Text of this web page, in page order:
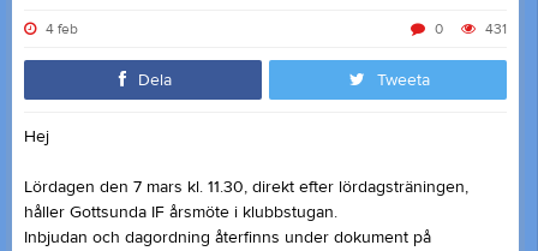
4 feb 431
0
Dela Tweeta
Hej
Lördagen den 7 mars kl. 11.30, direkt efter lördagsträningen,
håller Gottsunda IF årsmöte i klubbstugan.
Inbjudan och dagordning återfinns under dokument på